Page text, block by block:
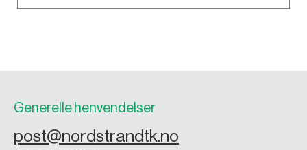
Generelle henvendelser
post@nordstrandtk.no